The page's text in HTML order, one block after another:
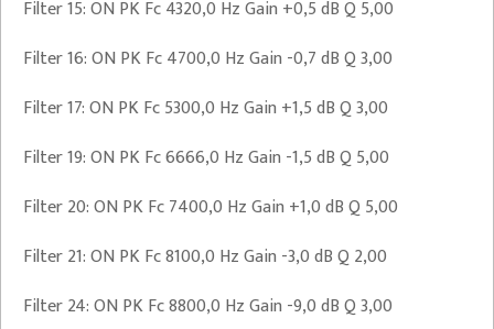
Filter 15: ON PK Fc 4320,0 Hz Gain +0,5 dB Q 5,00
Filter 16: ON PK Fc 4700,0 Hz Gain -0,7 dB Q 3,00
Filter 17: ON PK Fc 5300,0 Hz Gain +1,5 dB Q 3,00
Filter 19: ON PK Fc 6666,0 Hz Gain -1,5 dB Q 5,00
Filter 20: ON PK Fc 7400,0 Hz Gain +1,0 dB Q 5,00
Filter 21: ON PK Fc 8100,0 Hz Gain -3,0 dB Q 2,00
Filter 24: ON PK Fc 8800,0 Hz Gain -9,0 dB Q 3,00